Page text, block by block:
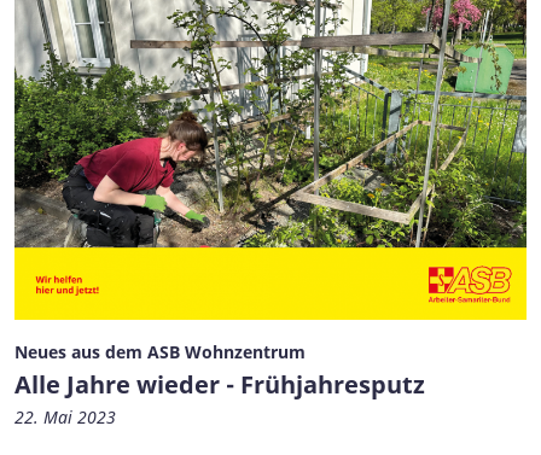
Neues aus dem ASB Wohnzentrum
Alle Jahre wieder - Frühjahresputz
22. Mai 2023